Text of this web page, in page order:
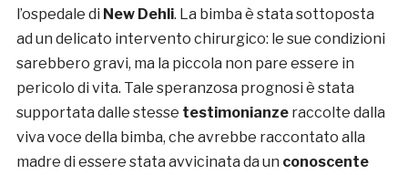
l’ospedale di New Dehli. La bimba è stata sottoposta
ad un delicato intervento chirurgico: le sue condizioni
sarebbero gravi, ma la piccola non pare essere in
pericolo di vita. Tale speranzosa prognosi è stata
supportata dalle stesse testimonianzeraccolte dalla
viva voce della bimba, che avrebbe raccontato alla
madre di essere stata avvicinata da un conoscente